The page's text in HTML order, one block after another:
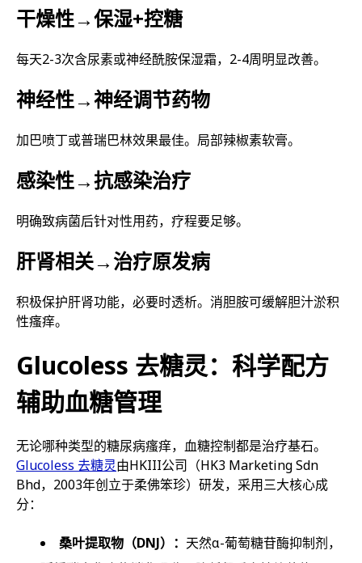
干燥性→保湿+控糖
每天2-3次含尿素或神经酰胺保湿霜，2-4周明显改善。
神经性→神经调节药物
加巴喷丁或普瑞巴林效果最佳。局部辣椒素软膏。
感染性→抗感染治疗
明确致病菌后针对性用药，疗程要足够。
肝肾相关→治疗原发病
积极保护肝肾功能，必要时透析。消胆胺可缓解胆汁淤积
性瘙痒。
Glucoless 去糖灵：科学配方
辅助血糖管理
无论哪种类型的糖尿病瘙痒，血糖控制都是治疗基石。
Glucoless 去糖灵由HKIII公司（HK3 Marketing Sdn
Bhd，2003年创立于柔佛笨珍）研发，采用三大核心成
分：
桑叶提取物（DNJ）： 天然α-葡萄糖苷酶抑制剂，